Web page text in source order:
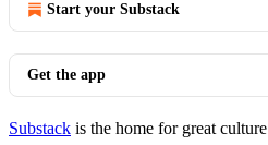
Start your Substack
Get the app
Substack is the home for great culture